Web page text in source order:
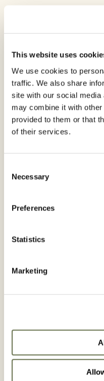
This website uses
We use cookies to
traffic. We also share
site with our social
may combine it with
provided to them or that
of their services.
Selection
Necessary
Preferences
Statistics
Marketing
Documentos y
Tipo de producto:
Herbicidas
Arroz
Productos
Uso:Herbicida
Modo de acción:
que es absorbido por